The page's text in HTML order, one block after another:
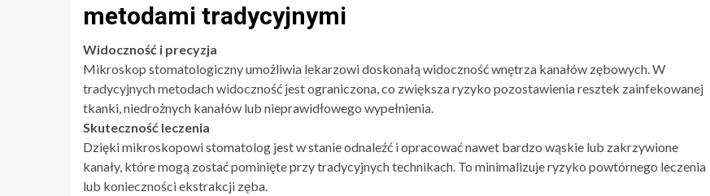
metodami tradycyjnymi
Widoczność i precyzja
Mikroskop stomatologiczny umożliwia lekarzowi doskonałą widoczność wnętrza kanałów zębowych. W
tradycyjnych metodach widoczność jest ograniczona, co zwiększa ryzyko pozostawienia resztek zainfekowanej
tkanki, niedrożnych kanałów lub nieprawidłowego wypełnienia.
Skuteczność leczenia
Dzięki mikroskopowi stomatolog jest w stanie odnaleźć i opracować nawet bardzo wąskie lub zakrzywione
kanały, które mogą zostać pominięte przy tradycyjnych technikach. To minimalizuje ryzyko powtórnego leczenia
lub konieczności ekstrakcji zęba.